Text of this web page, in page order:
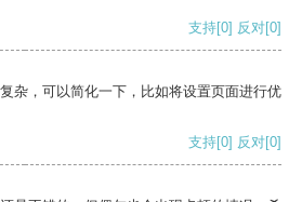
支持[0] 反对[0]
杂，可以简化一下，比如将设置页面进行优
支持[0] 反对[0]